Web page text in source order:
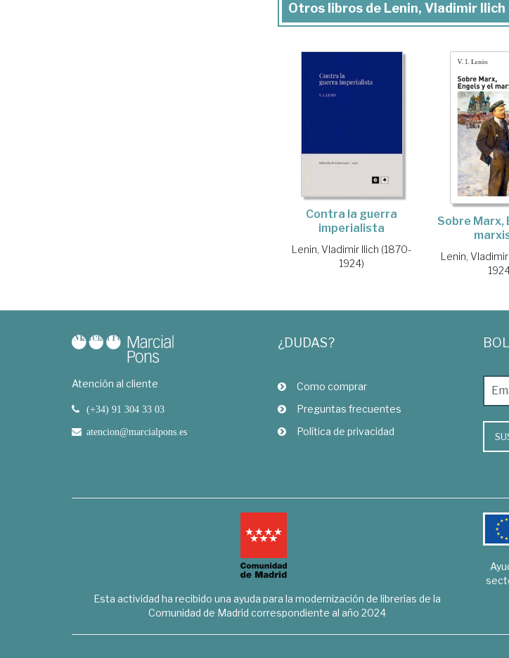
Otros libros de Lenin, Vladimir
Contra la guerra
imperialista
Lenin, Vladimir Ilich (1870-
1924)
Sobre Marx,
Lenin,
Atención al cliente
(+34) 91 304 33 03
atencion@marcialpons.es
¿DUDAS?
Como comprar
Preguntas frecuentes
Política de privacidad
Esta actividad ha recibido una ayuda para la modernización de librerías de la
Comunidad de Madrid correspondiente al año 2024